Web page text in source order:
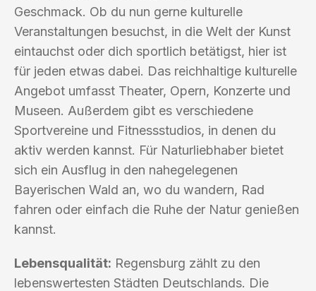
Geschmack. Ob du nun gerne kulturelle
Veranstaltungen besuchst, in die Welt der Kunst
eintauchst oder dich sportlich betätigst, hier ist
für jeden etwas dabei. Das reichhaltige kulturelle
Angebot umfasst Theater, Opern, Konzerte und
Museen. Außerdem gibt es verschiedene
Sportvereine und Fitnessstudios, in denen du
aktiv werden kannst. Für Naturliebhaber bietet
sich ein Ausflug in den nahegelegenen
Bayerischen Wald an, wo du wandern, Rad
fahren oder einfach die Ruhe der Natur genießen
kannst.
Lebensqualität: Regensburg zählt zu den
lebenswertesten Städten Deutschlands. Die